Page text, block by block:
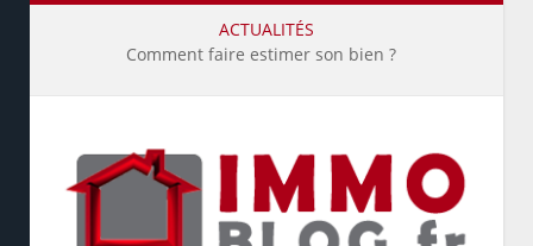
ACTUALITÉS
Comment faire estimer son bien ?